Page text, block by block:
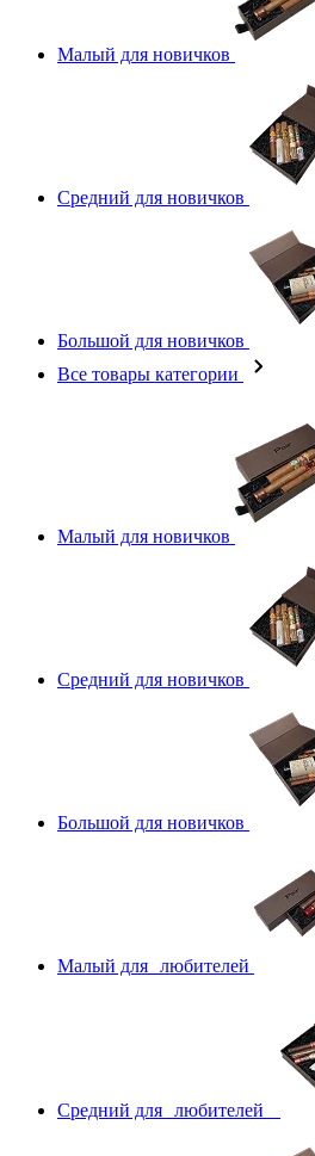
Малый для новичков
Средний для новичков
Большой для новичков
Все товары категории
Малый для новичков
Средний для новичков
Большой для новичков
Малый для любителей
Средний для любителей